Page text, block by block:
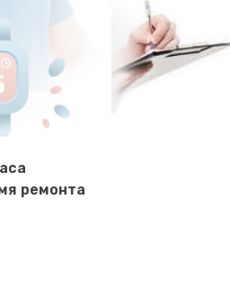
ремонта